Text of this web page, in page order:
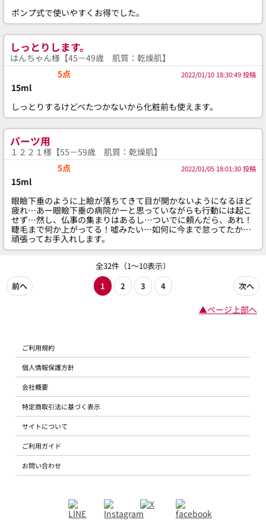
ポンプ式で使いやすくお得でした。
しっとりします。
はんちゃん様【45－49歳 肌質：乾燥肌】
5点
2022/01/10 18:30:49 投稿
15ml
しっとりするけどべたつかないから化粧前も使えます。
パーツ用
１２２１様【55－59歳 肌質：乾燥肌】
5点
2022/01/05 18:01:30 投稿
15ml
眼瞼下垂のように上瞼が落ちてきて目が開かないようになるほど
疲れ…あー眼瞼下垂の病院かーと思っていながらも行動には起こ
せず…然し、仏事の集まりはあるし…ついでに頼んだら、あれ！
睫毛まで何か上がってる！嘘みたい…如何に今まで怠ってたか…
頑張ってお手入れします。
全32件（1～10表示）
前へ
1 2 3 4 次へ
▲ページ上部へ
ご利用規約
個人情報保護方針
会社概要
特定商取引法に基づく表示
サイトについて
ご利用ガイド
お問い合わせ